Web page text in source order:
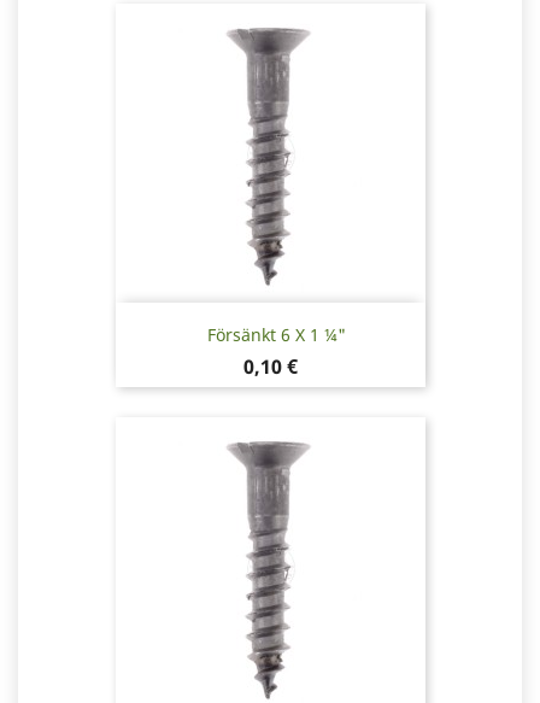
Försänkt 6 X 1 ¼"
Pris
0,10 €